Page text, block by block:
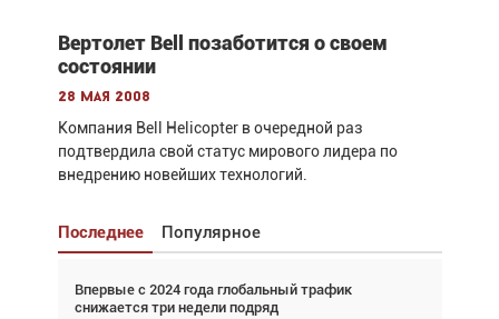
Вертолет Bell позаботится о своем
состоянии
28 мая 2008
Компания Bell Helicopter в очередной раз
подтвердила свой статус мирового лидера по
внедрению новейших технологий.
Последнее Популярное
Впервые с 2024 года глобальный трафик
снижается три недели подряд
Взгляд с высоты: тандем вертолётов и БПЛА в
спасательных операциях